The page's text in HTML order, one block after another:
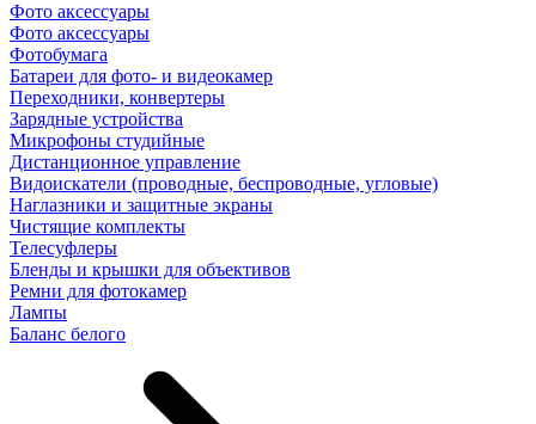
Фото аксессуары
Фото аксессуары
Фотобумага
Батареи для фото- и видеокамер
Переходники, конвертеры
Зарядные устройства
Микрофоны студийные
Дистанционное управление
Видоискатели (проводные, беспроводные, угловые)
Наглазники и защитные экраны
Чистящие комплекты
Телесуфлеры
Бленды и крышки для объективов
Ремни для фотокамер
Лампы
Баланс белого